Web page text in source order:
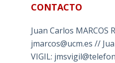
CONTACTO
Juan Carlos MARCOS
jmarcos@ucm.es //
VIGIL: